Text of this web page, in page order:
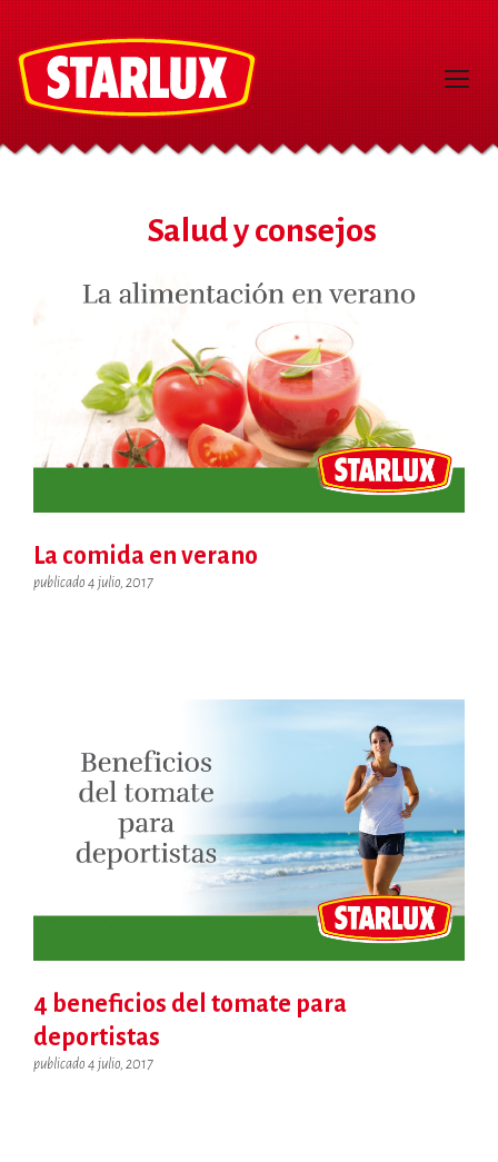
Salud y consejos
La comida en verano
publicado 4 julio, 2017
4 beneficios del tomate para
deportistas
publicado 4 julio, 2017